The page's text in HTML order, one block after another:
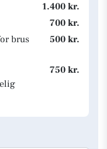
1.400 kr.
700 kr.
brus
500 kr.
750 kr.